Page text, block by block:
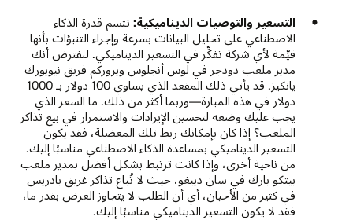
التسعير والتوصيات الديناميكية: تتسم قدرة الذكاء
الاصطناعي على تحليل البيانات بسرعة وإجراء التنبؤات بأنها
قيِّمة لأي شركة تفكِّر في التسعير الديناميكي. لنفترض أنك
مدير ملعب دودجر في لوس أنجلوس ويزوركم فريق نيويورك
يانكيز. قد يأتي ذلك المقعد الذي يساوي 100 دولار بـ 1000
دولار في هذه المبارة—وربما أكثر من ذلك. ما السعر الذي
يجب عليك وضعه لتحسين الإيرادات والاستمرار في بيع تذاكر
الملعب؟ إذا كان بإمكانك ربط تلك المعضلة، فقد يكون
التسعير الديناميكي بمساعدة الذكاء الاصطناعي مناسبًا إليك.
من ناحية أخرى، وإذا كانت ترتبط بشكل أفضل بمدير ملعب
بيتكو بارك في سان دييغو، حيث لا تُباع تذاكر غريق بادريس
في كثير من الأحيان، أي أن الطلب لا يتجاوز العرض بقدر ما،
فقد لا يكون التسعير الديناميكي مناسبًا إليك.